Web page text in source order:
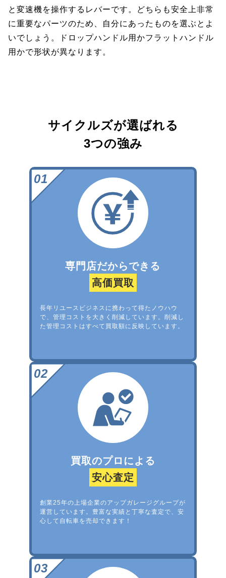
と変速機を操作するレバーです。どちらも安全上非常
に重要なパーツのため、自分にあったものを選ぶとよ
いでしょう。ドロップハンドル用かフラットハンドル
用かで形状が異なります。
サイクルズが選ばれる
3つの強み
専門店だからできる
高価買取
長年リユースビジネスに携わって得たノウハウ
で、管理コストを大きく削減しています。削減し
た管理コストはすべて買取額に反映しています。
買取のプロによる
安心査定
創業25年の上場企業のアップガレージグループが
運営しています。豊富な実績と丁寧な査定で、安
心して自転車を売却できます！